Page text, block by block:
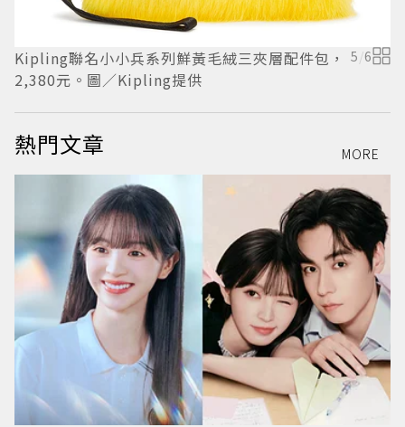
Kipling聯名小小兵系列鮮黃毛絨三夾層配件包，
2,380元。圖／Kipling提供
5/6
熱門文章 MORE